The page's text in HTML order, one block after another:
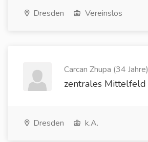
Dresden Vereinslos
Carcan Zhupa (34 Jahre)
zentrales Mittelfeld
Dresden k.A.